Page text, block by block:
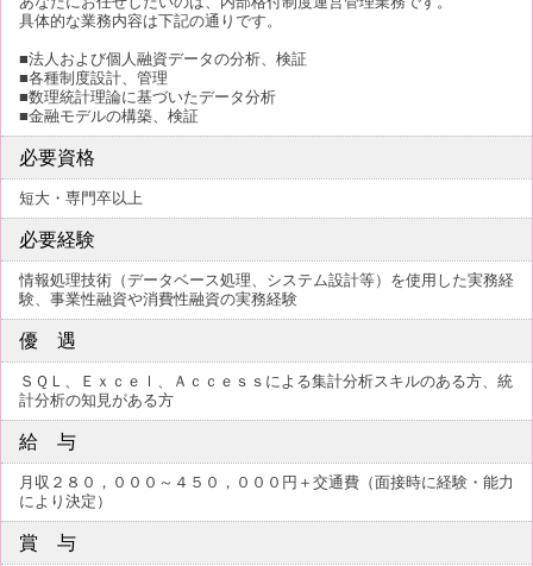
具体的な業務内容は下記の通りです。
■法人および個人融資データの分析、検証
■各種制度設計、管理
■数理統計理論に基づいたデータ分析
■金融モデルの構築、検証
必要資格
短大・専門卒以上
必要経験
情報処理技術（データベース処理、システム設計等）を使用した実務経
験、事業性融資や消費性融資の実務経験
優 遇
ＳＱＬ、Ｅｘｃｅｌ、Ａｃｃｅｓｓによる集計分析スキルのある方、統
計分析の知見がある方
給 与
月収２８０，０００～４５０，０００円＋交通費（面接時に経験・能力
により決定）
賞 与